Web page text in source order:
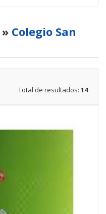
» Colegio San
Total de resultados: 14